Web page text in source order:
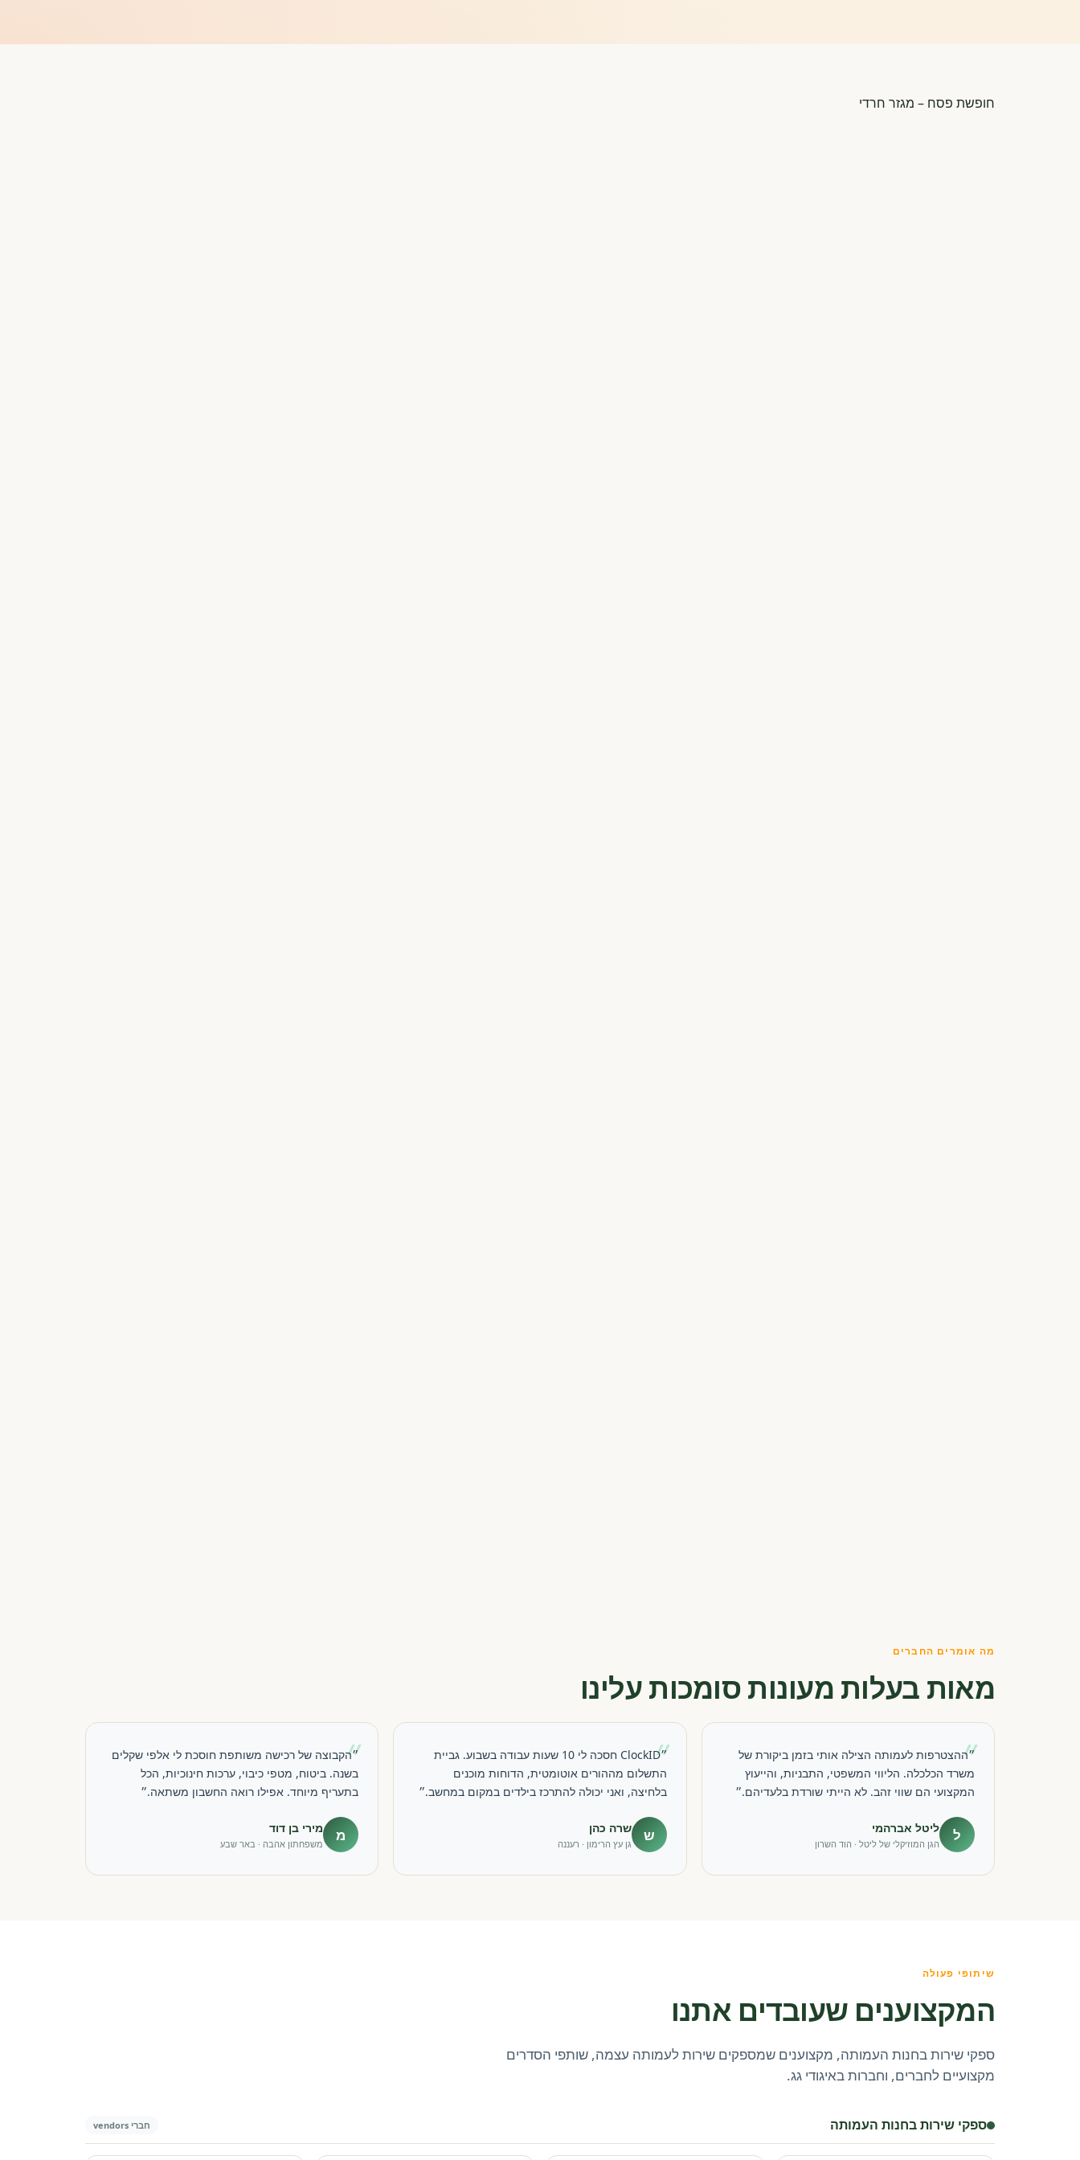
חופשת פסח – מגזר חרדי
מה אומרים החברים
מאות בעלות מעונות סומכות עלינו
״
״ההצטרפות לעמותה הצילה אותי בזמן ביקורת של
משרד הכלכלה. הליווי המשפטי, התבניות, והייעוץ
המקצועי הם שווי זהב. לא הייתי שורדת בלעדיהם.״
ל ליטל אברהמי
הגן המוזיקלי של ליטל · הוד השרון
״
״ClockID חסכה לי 10 שעות עבודה בשבוע. גביית
התשלום מההורים אוטומטית, הדוחות מוכנים
בלחיצה, ואני יכולה להתרכז בילדים במקום במחשב.״
ש שרה כהן
גן עץ הרימון · רעננה
״
״הקבוצה של רכישה משותפת חוסכת לי אלפי שקלים
בשנה. ביטוח, מטפי כיבוי, ערכות חינוכיות, הכל
בתעריף מיוחד. אפילו רואה החשבון משתאה.״
מ מירי בן דוד
משפחתון אהבה · באר שבע
שיתופי פעולה
המקצוענים שעובדים אתנו
ספקי שירות בחנות העמותה, מקצוענים שמספקים שירות לעמותה עצמה, שותפי הסדרים
מקצועיים לחברים, וחברות באיגודי גג.
ספקי שירות בחנות העמותה חברי vendors